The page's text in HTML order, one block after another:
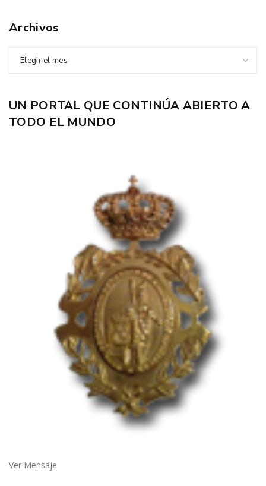
Archivos
Elegir el mes
UN PORTAL QUE CONTINÚA ABIERTO A
TODO EL MUNDO
Ver Mensaje